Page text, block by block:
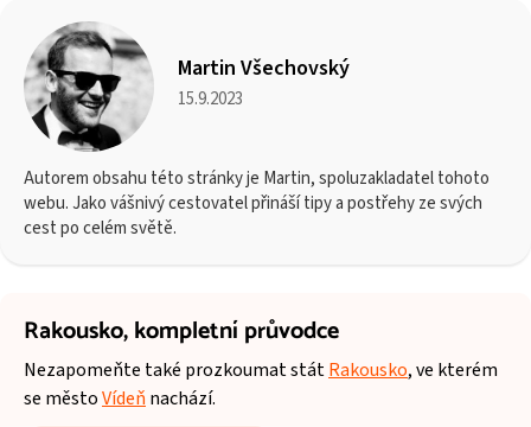
Martin Všechovský
15.9.2023
Autorem obsahu této stránky je Martin, spoluzakladatel tohoto
webu. Jako vášnivý cestovatel přináší tipy a postřehy ze svých
cest po celém světě.
Rakousko,kompletní průvodce
Nezapomeňte také prozkoumat státRakousko, ve kterém
se městoVídeň nachází.